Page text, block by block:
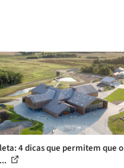
4 dicas que permitem que o